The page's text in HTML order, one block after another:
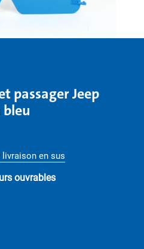
passager Jeep
livraison en sus
ouvrables